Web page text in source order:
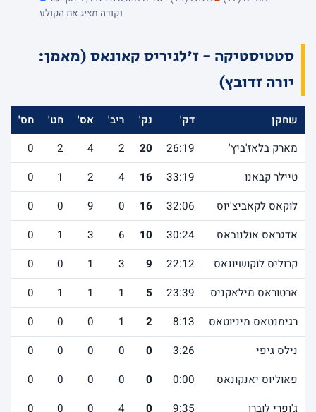
נקודה מציג את הקולע
סטטיסטיקה - ז'לגיריס קאונאס (מאמן:
יורה זדובץ)
שחקן דק' נק' ריב' אס' חט' חס'
מארק בלאז'ביץ'
26:19
20
2
4
2
0
טיילר קבאנו
33:19
16
4
2
1
0
לוקאס לקאביצ'יוס
32:06
16
0
9
0
0
אדגראס אולנובאס
30:24
10
6
3
1
0
קרוליס לוקושיונאס
22:12
9
3
1
0
0
ארטוראס מילאקניס
23:39
5
1
1
1
0
רגימנטאס מיניוטאס
8:13
2
1
0
0
0
נילס גיפי
3:26
0
0
0
0
0
פאוליוס יאנקונאס
0:00
0
0
0
0
0
ג'ופרי לוברן
9:35
0
4
0
0
0